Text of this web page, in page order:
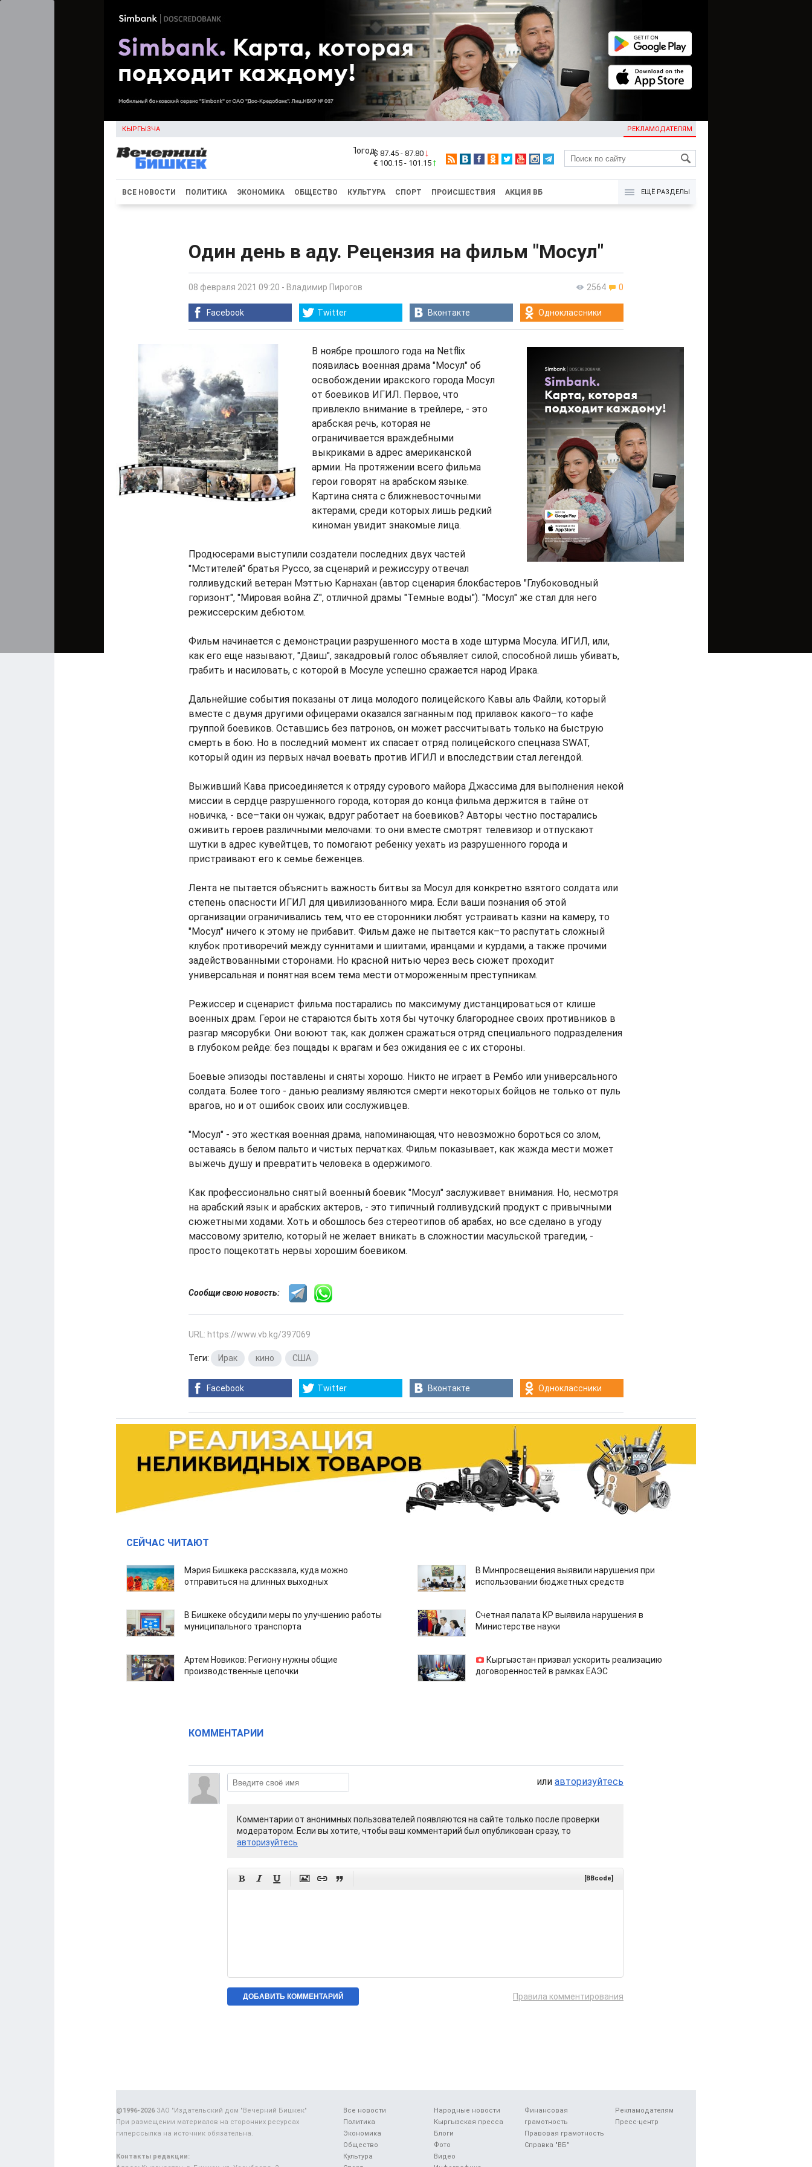
КЫРГЫЗЧА РЕКЛАМОДАТЕЛЯМ
KG
$ 87.45 - 87.80
€ 100.15 - 101.15
ВСЕ НОВОСТИ ПОЛИТИКА ЭКОНОМИКА ОБЩЕСТВО КУЛЬТУРА СПОРТ ПРОИСШЕСТВИЯ АКЦИЯ ВБ ЕЩЁ РАЗДЕЛЫ
Один день в аду. Рецензия на фильм "Мосул"
2564 0
08 февраля 2021 09:20 - Владимир Пирогов
Facebook Twitter Вконтакте Одноклассники
В ноябре прошлого года на Netflix
появилась военная драма "Мосул" об
освобождении иракского города Мосул
от боевиков ИГИЛ. Первое, что
привлекло внимание в трейлере, - это
арабская речь, которая не
ограничивается враждебными
выкриками в адрес американской
армии. На протяжении всего фильма
герои говорят на арабском языке.
Картина снята с ближневосточными
актерами, среди которых лишь редкий
киноман увидит знакомые лица.
Продюсерами выступили создатели последних двух частей
"Мстителей" братья Руссо, за сценарий и режиссуру отвечал
голливудский ветеран Мэттью Карнахан (автор сценария блокбастеров "Глубоководный
горизонт", "Мировая война Z", отличной драмы "Темные воды"). "Мосул" же стал для него
режиссерским дебютом.
Фильм начинается с демонстрации разрушенного моста в ходе штурма Мосула. ИГИЛ, или,
как его еще называют, "Даиш", закадровый голос объявляет силой, способной лишь убивать,
грабить и насиловать, с которой в Мосуле успешно сражается народ Ирака.
Дальнейшие события показаны от лица молодого полицейского Кавы аль Файли, который
вместе с двумя другими офицерами оказался загнанным под прилавок какого–то кафе
группой боевиков. Оставшись без патронов, он может рассчитывать только на быструю
смерть в бою. Но в последний момент их спасает отряд полицейского спецназа SWAT,
который один из первых начал воевать против ИГИЛ и впоследствии стал легендой.
Выживший Кава присоединяется к отряду сурового майора Джассима для выполнения некой
миссии в сердце разрушенного города, которая до конца фильма держится в тайне от
новичка, - все–таки он чужак, вдруг работает на боевиков? Авторы честно постарались
оживить героев различными мелочами: то они вместе смотрят телевизор и отпускают
шутки в адрес кувейтцев, то помогают ребенку уехать из разрушенного города и
пристраивают его к семье беженцев.
Лента не пытается объяснить важность битвы за Мосул для конкретно взятого солдата или
степень опасности ИГИЛ для цивилизованного мира. Если ваши познания об этой
организации ограничивались тем, что ее сторонники любят устраивать казни на камеру, то
"Мосул" ничего к этому не прибавит. Фильм даже не пытается как–то распутать сложный
клубок противоречий между суннитами и шиитами, иранцами и курдами, а также прочими
задействованными сторонами. Но красной нитью через весь сюжет проходит
универсальная и понятная всем тема мести отмороженным преступникам.
Режиссер и сценарист фильма постарались по максимуму дистанцироваться от клише
военных драм. Герои не стараются быть хотя бы чуточку благороднее своих противников в
разгар мясорубки. Они воюют так, как должен сражаться отряд специального подразделения
в глубоком рейде: без пощады к врагам и без ожидания ее с их стороны.
Боевые эпизоды поставлены и сняты хорошо. Никто не играет в Рембо или универсального
солдата. Более того - данью реализму являются смерти некоторых бойцов не только от пуль
врагов, но и от ошибок своих или сослуживцев.
"Мосул" - это жесткая военная драма, напоминающая, что невозможно бороться со злом,
оставаясь в белом пальто и чистых перчатках. Фильм показывает, как жажда мести может
выжечь душу и превратить человека в одержимого.
Как профессионально снятый военный боевик "Мосул" заслуживает внимания. Но, несмотря
на арабский язык и арабских актеров, - это типичный голливудский продукт с привычными
сюжетными ходами. Хоть и обошлось без стереотипов об арабах, но все сделано в угоду
массовому зрителю, который не желает вникать в сложностии масульской трагедии, -
просто пощекотать нервы хорошим боевиком.
Сообщи свою новость:
URL: https://www.vb.kg/397069
Теги: Ирак кино США
Facebook Twitter Вконтакте Одноклассники
СЕЙЧАС ЧИТАЮТ
Мэрия Бишкека рассказала, куда можно
отправиться на длинных выходных
В Минпросвещения выявили нарушения при
использовании бюджетных средств
В Бишкеке обсудили меры по улучшению работы
муниципального транспорта
Счетная палата КР выявила нарушения в
Министерстве науки
Артем Новиков: Региону нужны общие
производственные цепочки
Кыргызстан призвал ускорить реализацию
договоренностей в рамках ЕАЭС
КОММЕНТАРИИ
или авторизуйтесь
Комментарии от анонимных пользователей появляются на сайте только после проверки
модератором. Если вы хотите, чтобы ваш комментарий был опубликован сразу, то
авторизуйтесь
      [BBcode]
Правила комментирования
Все новости
Политика
Экономика
Общество
Культура
Народные новости
Кыргызская пресса
Блоги
Фото
Видео
Финансовая
грамотность
Правовая грамотность
Справка "ВБ"
Рекламодателям
Пресс-центр
@1996-2026ЗАО "Издательский дом "Вечерний Бишкек"
При размещении материалов на сторонних ресурсах
гиперссылка на источник обязательна.
Контакты редакции: